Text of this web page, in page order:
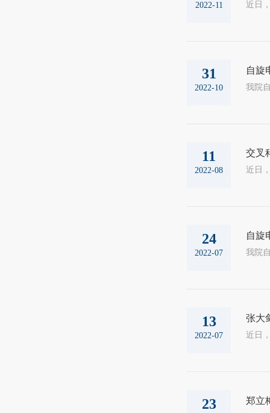
2022-11
31
2022-10
自旋
11
2022-08
交叉
24
2022-07
自旋
13
2022-07
张大
23 郑立